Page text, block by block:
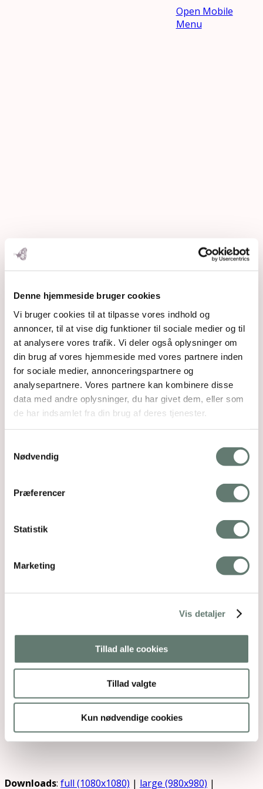
Denne hjemmeside bruger cookies
Vi bruger cookies til at tilpasse vores indhold og
annoncer, til at vise dig funktioner til sociale medier og til
at analysere vores trafik. Vi deler også oplysninger om
din brug af vores hjemmeside med vores partnere inden
for sociale medier, annonceringspartnere og
analysepartnere. Vores partnere kan kombinere disse
data med andre oplysninger, du har givet dem, eller som
de har indsamlet fra din brug af deres tjenester.
Nødvendig
Præferencer
Statistik
Marketing
Vis detaljer
Tillad alle cookies
Tillad valgte
Kun nødvendige cookies
Open Mobile
Menu
Downloads: full (1080x1080) | large (980x980) |